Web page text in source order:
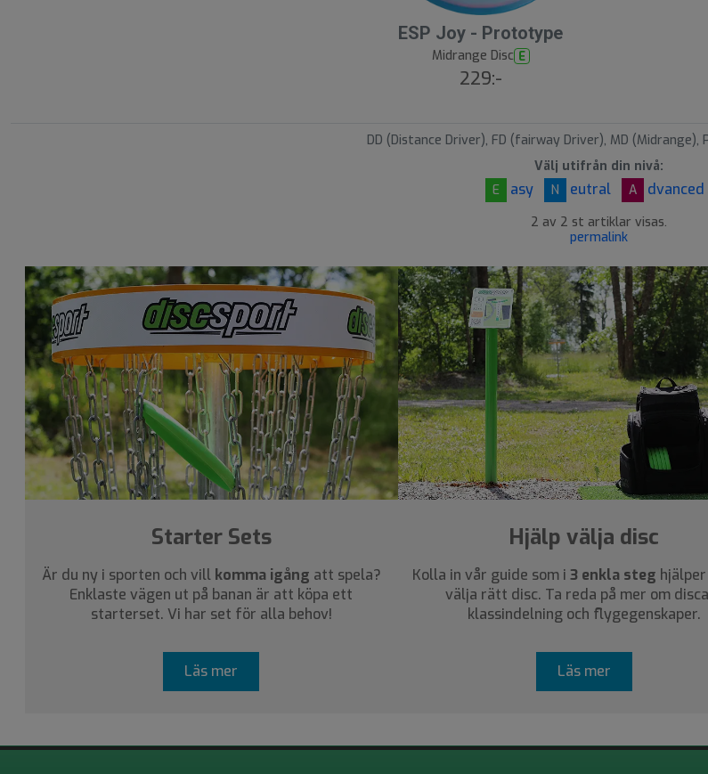
ESP Joy - Prototype
Midrange Disc E
229:-
DD (Distance Driver), FD (fairway Driver), MD (Midrange),
Välj utifrån din nivå:
E
asy N eutral A dvanced
2 av 2 st artiklar visas.
permalink
Starter Sets
Är du ny i sporten och vill komma igång att spela?
Enklaste vägen ut på banan är att köpa ett
starterset. Vi har set för alla behov!
Läs mer
Hjälp välja disc
Kolla in vår guide som i3 enkla steg
välja rätt disc. Ta reda på mer om
klassindelning och flygegenskaper.
Läs mer